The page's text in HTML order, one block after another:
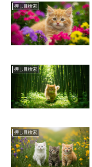
押し目検索
押し目検索
押し目検索